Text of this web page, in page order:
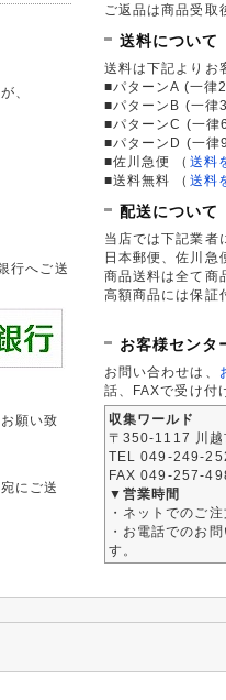
、
行へご送
願い致
にご送
ご返品は商品受取
送料について
送料は下記よりお
■パターンA (一律
■パターンB (一律
■パターンC (一律
■パターンD (一律
■佐川急便
（ 送料
■送料無料
（ 送料
配送について
当店では下記業者
日本郵便、佐川
商品送料は全て商
高額商品には保証
お客様センタ
お問い合わせは、
話、FAXで受け付
収集ワールド
〒350-1117 川
TEL 049-249-
FAX 049-257-
▼営業時間
・ネットでのご
・お電話でのお
す。